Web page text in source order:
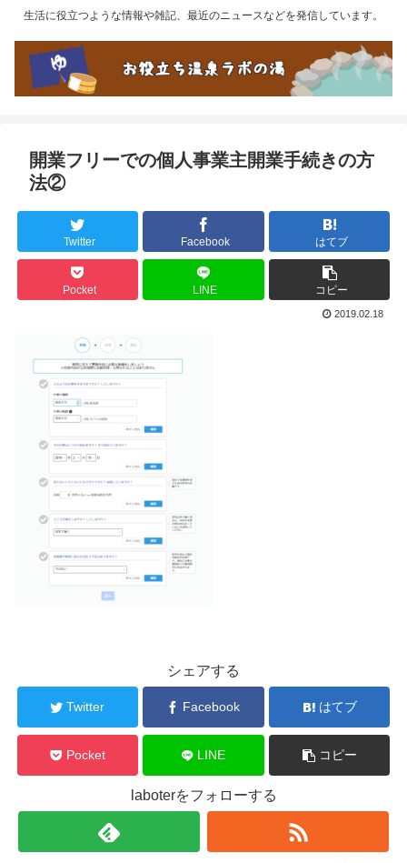
生活に役立つような情報や雑記、最近のニュースなどを発信しています。
開業フリーでの個人事業主開業手続きの方
法②
Twitter Facebook はてブ
Pocket LINE コピー
2019.02.18
シェアする
Twitter Facebook はてブ
Pocket LINE コピー
laboterをフォローする